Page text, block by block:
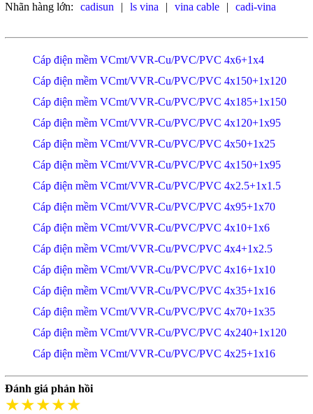
Nhãn hàng lớn: cadisun | ls vina | vina cable | cadi-vina
Cáp điện mềm VCmt/VVR-Cu/PVC/PVC 4x6+1x4
Cáp điện mềm VCmt/VVR-Cu/PVC/PVC 4x150+1x120
Cáp điện mềm VCmt/VVR-Cu/PVC/PVC 4x185+1x150
Cáp điện mềm VCmt/VVR-Cu/PVC/PVC 4x120+1x95
Cáp điện mềm VCmt/VVR-Cu/PVC/PVC 4x50+1x25
Cáp điện mềm VCmt/VVR-Cu/PVC/PVC 4x150+1x95
Cáp điện mềm VCmt/VVR-Cu/PVC/PVC 4x2.5+1x1.5
Cáp điện mềm VCmt/VVR-Cu/PVC/PVC 4x95+1x70
Cáp điện mềm VCmt/VVR-Cu/PVC/PVC 4x10+1x6
Cáp điện mềm VCmt/VVR-Cu/PVC/PVC 4x4+1x2.5
Cáp điện mềm VCmt/VVR-Cu/PVC/PVC 4x16+1x10
Cáp điện mềm VCmt/VVR-Cu/PVC/PVC 4x35+1x16
Cáp điện mềm VCmt/VVR-Cu/PVC/PVC 4x70+1x35
Cáp điện mềm VCmt/VVR-Cu/PVC/PVC 4x240+1x120
Cáp điện mềm VCmt/VVR-Cu/PVC/PVC 4x25+1x16
Đánh giá phản hồi
★★★★★